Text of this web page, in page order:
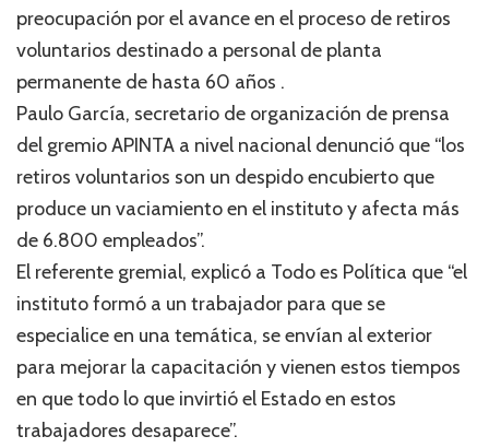
preocupación por el avance en el proceso de retiros
voluntarios destinado a personal de planta
permanente de hasta 60 años .
Paulo García, secretario de organización de prensa
del gremio APINTA a nivel nacional denunció que “los
retiros voluntarios son un despido encubierto que
produce un vaciamiento en el instituto y afecta más
de 6.800 empleados”.
El referente gremial, explicó a Todo es Política que “el
instituto formó a un trabajador para que se
especialice en una temática, se envían al exterior
para mejorar la capacitación y vienen estos tiempos
en que todo lo que invirtió el Estado en estos
trabajadores desaparece”.